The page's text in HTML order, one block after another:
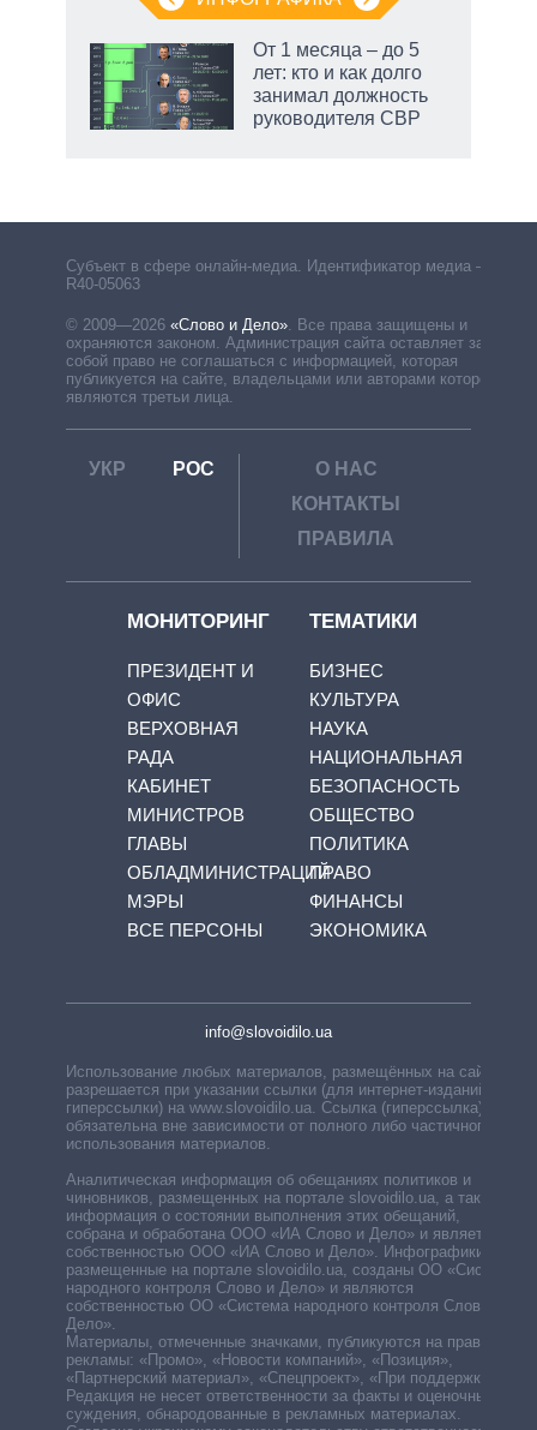
От 1 месяца – до 5
лет: кто и как долго
занимал должность
руководителя СВР
Субъект в сфере онлайн-медиа. Идентификатор медиа –
R40-05063
© 2009—2026 «Слово и Дело». Все права защищены и
охраняются законом. Администрация сайта оставляет за
собой право не соглашаться с информацией, которая
публикуется на сайте, владельцами или авторами которой
являются третьи лица.
УКР РОС
О НАС
КОНТАКТЫ
ПРАВИЛА
МОНИТОРИНГ
ПРЕЗИДЕНТ И
ОФИС
ВЕРХОВНАЯ
РАДА
КАБИНЕТ
МИНИСТРОВ
ГЛАВЫ
ОБЛАДМИНИСТРАЦИЙ
МЭРЫ
ВСЕ ПЕРСОНЫ
ТЕМАТИКИ
БИЗНЕС
КУЛЬТУРА
НАУКА
НАЦИОНАЛЬНАЯ
БЕЗОПАСНОСТЬ
ОБЩЕСТВО
ПОЛИТИКА
ПРАВО
ФИНАНСЫ
ЭКОНОМИКА
info@slovoidilo.ua
Использование любых материалов, размещённых на сайте,
разрешается при указании ссылки (для интернет-изданий —
гиперссылки) на www.slovoidilo.ua. Ссылка (гиперссылка)
обязательна вне зависимости от полного либо частичного
использования материалов.
Аналитическая информация об обещаниях политиков и
чиновников, размещенных на портале slovoidilo.ua, а также
информация о состоянии выполнения этих обещаний,
собрана и обработана ООО «ИА Слово и Дело» и является
собственностью ООО «ИА Слово и Дело». Инфографики,
размещенные на портале slovoidilo.ua, созданы ОО «Система
народного контроля Слово и Дело» и являются
собственностью ОО «Система народного контроля Слово и
Дело».
Материалы, отмеченные значками, публикуются на правах
рекламы: «Промо», «Новости компаний», «Позиция»,
«Партнерский материал», «Спецпроект», «При поддержке».
Редакция не несет ответственности за факты и оценочные
суждения, обнародованные в рекламных материалах.